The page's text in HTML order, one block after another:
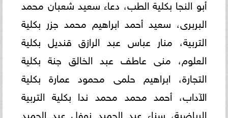
أبو النجا بكلية الطب، دعاء سعيد شعبان محمد
البربرى، سعيد أحمد ابراهيم محمد جزر بكلية
التربية، منار عباس عبد الرازق قنديل بكلية
العلوم، منى عاطف عبد الخالق جنة بكلية
التجارة، ابراهيم حلمى محمود عمارة بكلية
الآداب، أحمد محمد محمد ندا بكلية التربية
الرياضية، سناء عبد الحميد نوفل عبد الحميد